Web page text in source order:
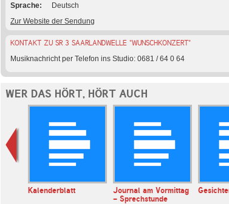
Sprache
Deutsch
Zur Website der Sendung
KONTAKT ZU SR 3 SAARLANDWELLE "WUNSCHKONZERT"
Musiknachricht per Telefon ins Studio: 0681 / 64 0 64
WER DAS HÖRT, HÖRT AUCH
Kalenderblatt
Journal am Vormittag
- Sprechstunde